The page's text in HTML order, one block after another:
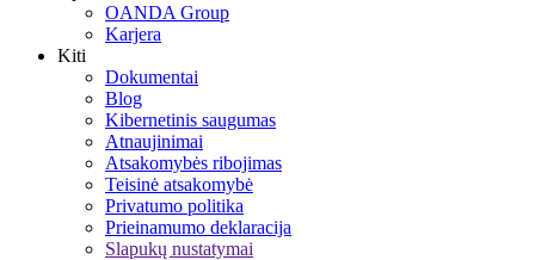
OANDA Group
Karjera
Kiti
Dokumentai
Blog
Kibernetinis saugumas
Atnaujinimai
Atsakomybės ribojimas
Teisinė atsakomybė
Privatumo politika
Prieinamumo deklaracija
Slapukų nustatymai